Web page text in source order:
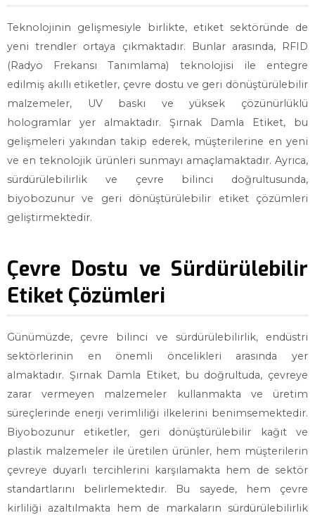
Teknolojinin gelişmesiyle birlikte, etiket sektöründe de
yeni trendler ortaya çıkmaktadır. Bunlar arasında, RFID
(Radyo Frekansı Tanımlama) teknolojisi ile entegre
edilmiş akıllı etiketler, çevre dostu ve geri dönüştürülebilir
malzemeler, UV baskı ve yüksek çözünürlüklü
hologramlar yer almaktadır. Şırnak Damla Etiket, bu
gelişmeleri yakından takip ederek, müşterilerine en yeni
ve en teknolojik ürünleri sunmayı amaçlamaktadır. Ayrıca,
sürdürülebilirlik ve çevre bilinci doğrultusunda,
biyobozunur ve geri dönüştürülebilir etiket çözümleri
geliştirmektedir.
Çevre Dostu ve Sürdürülebilir
Etiket Çözümleri
Günümüzde, çevre bilinci ve sürdürülebilirlik, endüstri
sektörlerinin en önemli öncelikleri arasında yer
almaktadır. Şırnak Damla Etiket, bu doğrultuda, çevreye
zarar vermeyen malzemeler kullanmakta ve üretim
süreçlerinde enerji verimliliği ilkelerini benimsemektedir.
Biyobozunur etiketler, geri dönüştürülebilir kağıt ve
plastik malzemeler ile üretilen ürünler, hem müşterilerin
çevreye duyarlı tercihlerini karşılamakta hem de sektör
standartlarını belirlemektedir. Bu sayede, hem çevre
kirliliği azaltılmakta hem de markaların sürdürülebilirlik